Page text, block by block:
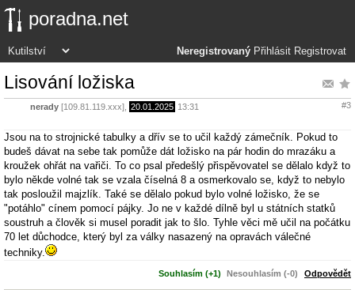
poradna.net
Neregistrovaný Přihlásit Registrovat
Lisování ložiska
nerady [109.81.119.xxx], 20.01.2025 13:31 #3
Jsou na to strojnické tabulky a dřív se to učil každý zámečník. Pokud to
budeš dávat na sebe tak pomůže dát ložisko na pár hodin do mrazáku a
kroužek ohřát na vařiči. To co psal předešlý přispěvovatel se dělalo když to
bylo někde volné tak se vzala číselná 8 a osmerkovalo se, když to nebylo
tak posloužil majzlík. Také se dělalo pokud bylo volné ložisko, že se
"potáhlo" cínem pomocí pájky. Jo ne v každé dílně byl u státních statků
soustruh a člověk si musel poradit jak to šlo. Tyhle věci mě učil na počátku
70 let důchodce, který byl za války nasazený na opravách válečné
techniky.
Souhlasím (+1) Nesouhlasím (-0) Odpovědět